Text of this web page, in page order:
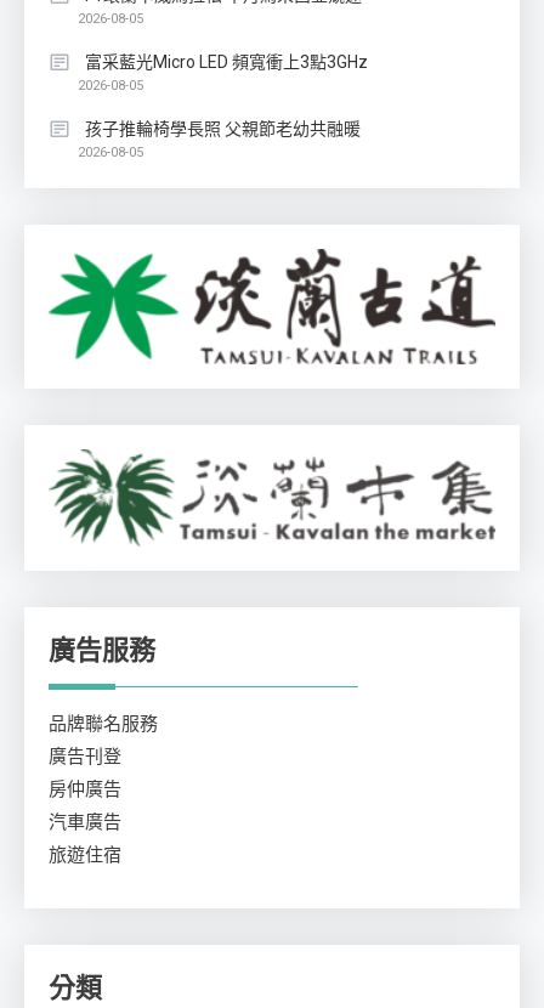
2026-08-05
富采藍光Micro LED 頻寬衝上3點3GHz
2026-08-05
孩子推輪椅學長照 父親節老幼共融暖
2026-08-05
廣告服務
品牌聯名服務
廣告刊登
房仲廣告
汽車廣告
旅遊住宿
分類